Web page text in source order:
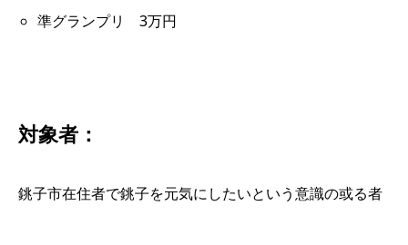
準グランプリ 3万円
対象者：
銚子市在住者で銚子を元気にしたいという意識の或る者